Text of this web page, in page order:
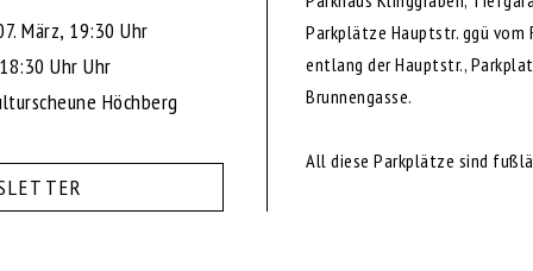
März, 19:30 Uhr
Uhr Uhr
Höchberg
Parkplätze Hauptstr. ggü vom
entlang der Hauptstr.,
Brunnengasse.
All diese Parkplätze sind